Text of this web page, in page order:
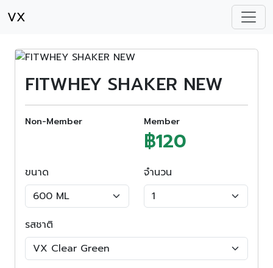
VX
FITWHEY SHAKER NEW
Non-Member Member
฿120
ขนาด จำนวน
รสชาติ